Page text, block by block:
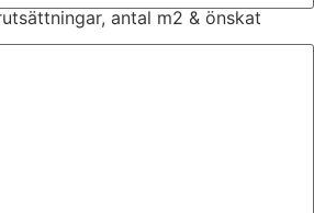
antal m2 & önskat